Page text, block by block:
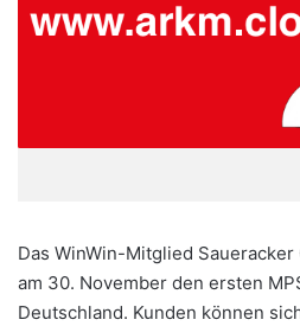
Das WinWin-Mitglied Saueracker
am 30. November den ersten
Deutschland. Kunden können